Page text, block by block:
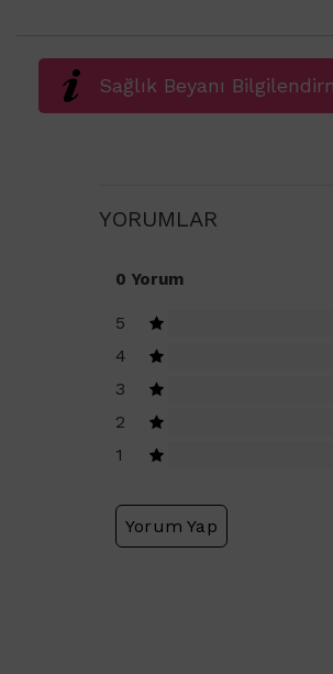
Sağlık Beyanı
YORUMLAR
0 Yorum
5
4
3
2
1
Yorum Yap